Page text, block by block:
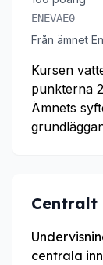
ENEVAE0
Från ämnet
Kursen
punkterna
Ämnets
Centralt
centrala